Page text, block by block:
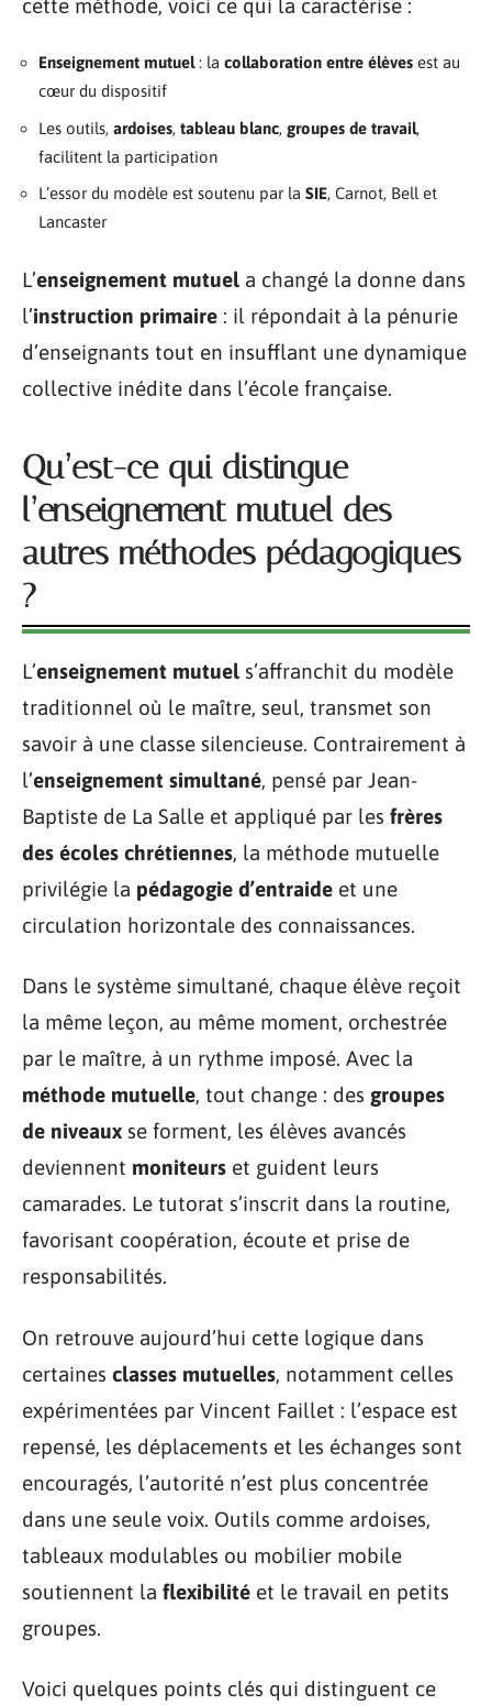
cette méthode, voici ce qui la caractérise :
Enseignement mutuel: la collaboration entre élèves est au
cœur du dispositif
Les outils, ardoises, tableau blanc, groupes de travail,
facilitent la participation
L’essor du modèle est soutenu par la SIE, Carnot, Bell et
Lancaster
L’enseignement mutuel a changé la donne dans
l’instruction primaire : il répondait à la pénurie
d’enseignants tout en insufflant une dynamique
collective inédite dans l’école française.
Qu’est-ce qui distingue
l’enseignement mutuel des
autres méthodes pédagogiques
?
L’enseignement mutuel s’affranchit du modèle
traditionnel où le maître, seul, transmet son
savoir à une classe silencieuse. Contrairement à
l’enseignement simultané, pensé par Jean-
Baptiste de La Salle et appliqué par les frères
des écoles chrétiennes, la méthode mutuelle
privilégie la pédagogie d’entraide et une
circulation horizontale des connaissances.
Dans le système simultané, chaque élève reçoit
la même leçon, au même moment, orchestrée
par le maître, à un rythme imposé. Avec la
méthode mutuelle, tout change : des groupes
de niveaux se forment, les élèves avancés
deviennent moniteurs et guident leurs
camarades. Le tutorat s’inscrit dans la routine,
favorisant coopération, écoute et prise de
responsabilités.
On retrouve aujourd’hui cette logique dans
certaines classes mutuelles, notamment celles
expérimentées par Vincent Faillet : l’espace est
repensé, les déplacements et les échanges sont
encouragés, l’autorité n’est plus concentrée
dans une seule voix. Outils comme ardoises,
tableaux modulables ou mobilier mobile
soutiennent la flexibilité et le travail en petits
groupes.
Voici quelques points clés qui distinguent ce